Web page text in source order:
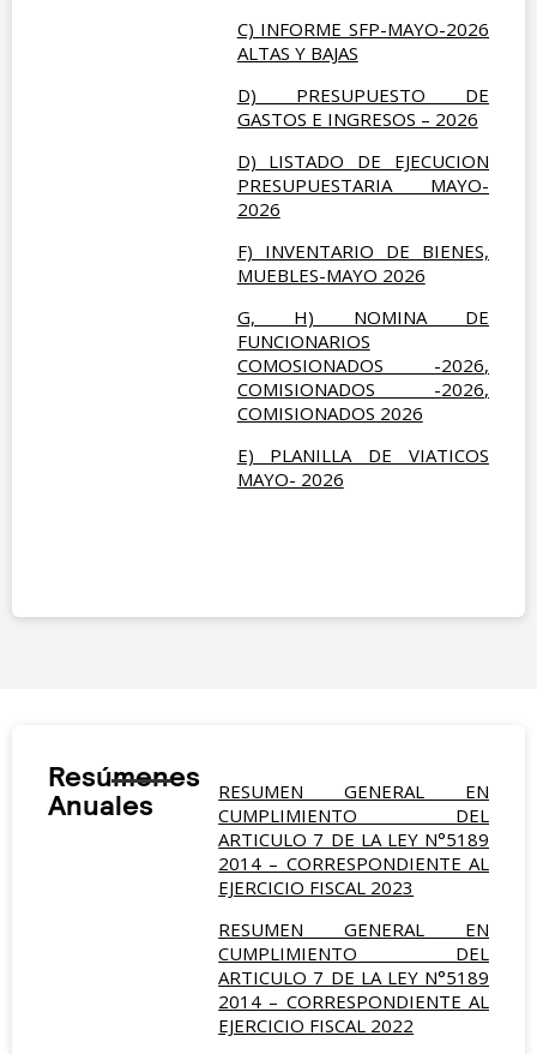
C) INFORME SFP-MAYO-2026
ALTAS Y BAJAS
D) PRESUPUESTO DE
GASTOS E INGRESOS – 2026
D) LISTADO DE EJECUCION
PRESUPUESTARIA MAYO-
2026
F) INVENTARIO DE BIENES,
MUEBLES-MAYO 2026
G, H) NOMINA DE
FUNCIONARIOS
COMOSIONADOS -2026,
COMISIONADOS -2026,
COMISIONADOS 2026
E) PLANILLA DE VIATICOS
MAYO- 2026
Resúmenes
Anuales
RESUMEN GENERAL EN
CUMPLIMIENTO DEL
ARTICULO 7 DE LA LEY N°5189
2014 – CORRESPONDIENTE AL
EJERCICIO FISCAL 2023
RESUMEN GENERAL EN
CUMPLIMIENTO DEL
ARTICULO 7 DE LA LEY N°5189
2014 – CORRESPONDIENTE AL
EJERCICIO FISCAL 2022